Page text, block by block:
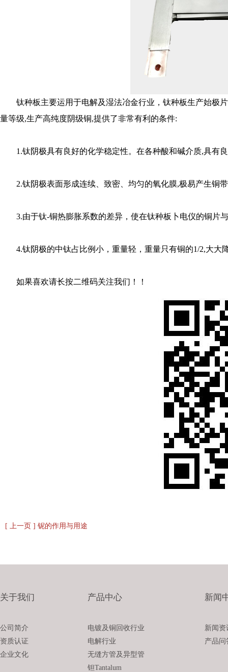
钛种板主要运用于电解及湿法冶金行业，钛种板生产始极
量等级,生产高纯度阴级铜,提供了非常有利的条件:
1.钛阴极具有良好的化学稳定性。在各种酸和碱介质,具有
2.钛阴极表面形成连续、致密、均匀的氧化膜,极易产生铜
3.由于钛-铜热膨胀系数的差异，使在钛种板卜电仪的铜片
4.钛阴极的中钛占比例小，重量轻，重量只有铜的1/2,大大
如果喜欢请长按二维码关注我们！！
[ 上一页 ] 铌的作用与用途
关于我们
公司简介
资质认证
企业文化
产品中心
电镀及铜回收行业
电解行业
无缝方管及异型管
钽Tantalum
新闻
新闻资
产品问